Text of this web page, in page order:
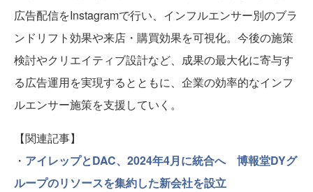
広告配信をInstagramで行い、インフルエンサー別のブラ
ンドリフト効果や来店・購買効果を可視化。今後の施策
検討やクリエイティブ設計など、成果の最大化に寄与す
る広告運用を実現するとともに、企業の効率的なインフ
ルエンサー施策を支援していく。
【関連記事】
・ アイレップとDAC、2024年4月に統合へ 博報堂DYグ
ループのリソースを集約した新会社を設立